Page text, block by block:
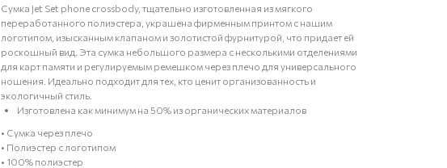
Сумка Jet Set phone crossbody, тщательно изготовленная из мягкого
переработанного полиэстера, украшена фирменным принтом с нашим
логотипом, изысканным клапаном и золотистой фурнитурой, что придает ей
роскошный вид. Эта сумка небольшого размера с несколькими отделениями
для карт памяти и регулируемым ремешком через плечо для универсального
ношения. Идеально подходит для тех, кто ценит организованность и
экологичный стиль.
Изготовлена как минимум на 50% из органических материалов
• Сумка через плечо
• Полиэстер с логотипом
• 100% полиэстер